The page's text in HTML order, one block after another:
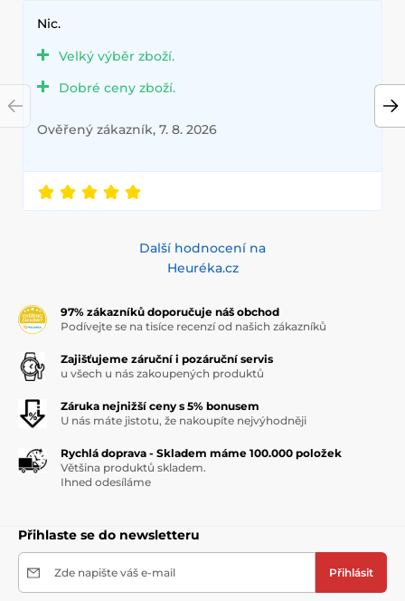
Nic.
Velký výběr zboží.
Dobré ceny zboží.
Ověřený zákazník, 7. 8. 2026
Další hodnocení na
Heuréka.cz
97% zákazníků doporučuje náš obchod
Podívejte se na tisíce recenzí od našich zákazníků
Zajišťujeme záruční i pozáruční servis
u všech u nás zakoupených produktů
Záruka nejnižší ceny s 5% bonusem
U nás máte jistotu, že nakoupíte nejvýhodněji
Rychlá doprava - Skladem máme 100.000 položek
Většina produktů skladem.
Ihned odesíláme
Přihlaste se do newsletteru
Zde napište váš e-mail Přihlásit